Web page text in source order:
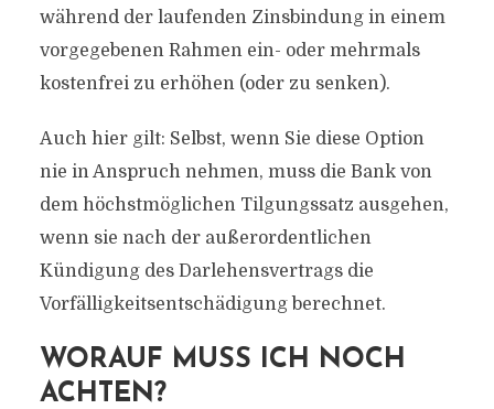
während der laufenden Zinsbindung in einem
vorgegebenen Rahmen ein- oder mehrmals
kostenfrei zu erhöhen (oder zu senken).
Auch hier gilt: Selbst, wenn Sie diese Option
nie in Anspruch nehmen, muss die Bank von
dem höchstmöglichen Tilgungssatz ausgehen,
wenn sie nach der außerordentlichen
Kündigung des Darlehensvertrags die
Vorfälligkeitsentschädigung berechnet.
WORAUF MUSS ICH NOCH
ACHTEN?